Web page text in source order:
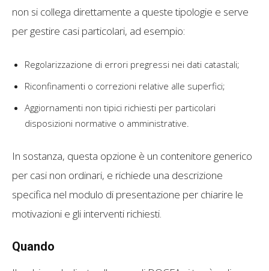
non si collega direttamente a queste tipologie e serve
per gestire casi particolari, ad esempio:
Regolarizzazione di errori pregressi nei dati catastali;
Riconfinamenti o correzioni relative alle superfici;
Aggiornamenti non tipici richiesti per particolari
disposizioni normative o amministrative.
In sostanza, questa opzione è un contenitore generico
per casi non ordinari, e richiede una descrizione
specifica nel modulo di presentazione per chiarire le
motivazioni e gli interventi richiesti.
Quando